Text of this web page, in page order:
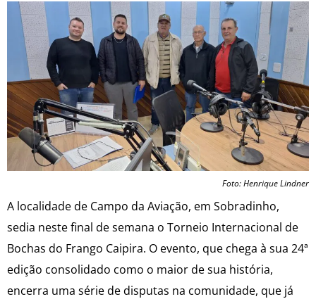
Foto: Henrique Lindner
A localidade de Campo da Aviação, em Sobradinho,
sedia neste final de semana o Torneio Internacional de
Bochas do Frango Caipira. O evento, que chega à sua 24ª
edição consolidado como o maior de sua história,
encerra uma série de disputas na comunidade, que já